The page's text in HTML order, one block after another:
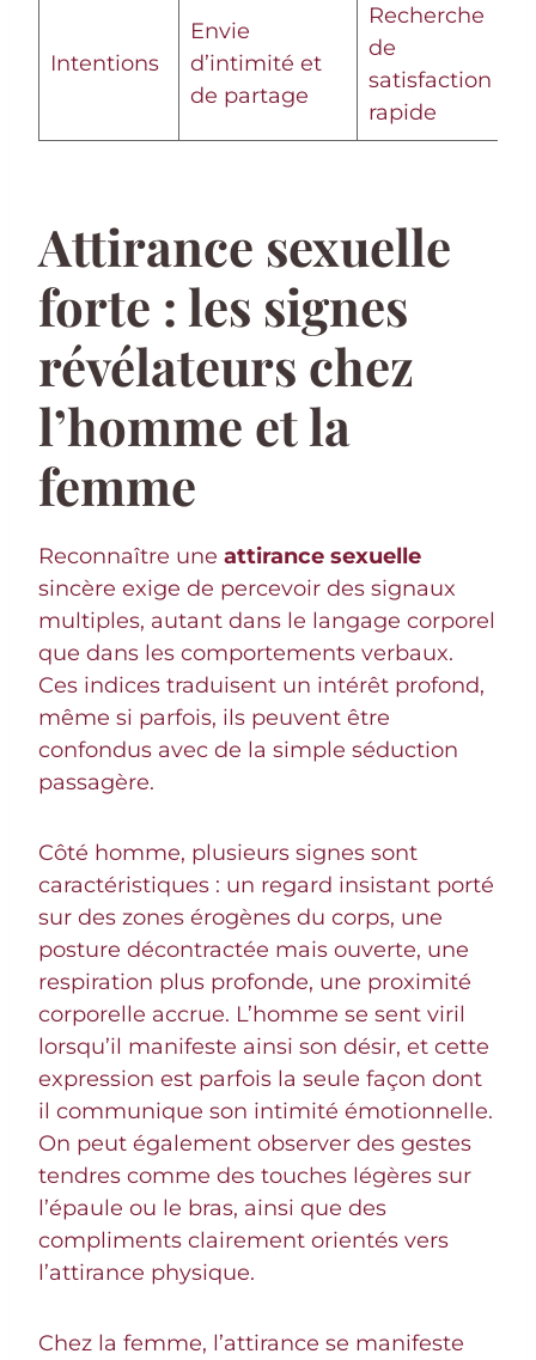
Intentions
Envie
d’intimité et
de partage
Recherche
de
satisfaction
rapide
Attirance sexuelle
forte : les signes
révélateurs chez
l’homme et la
femme
Reconnaître une attirance sexuelle
sincère exige de percevoir des signaux
multiples, autant dans le langage corporel
que dans les comportements verbaux.
Ces indices traduisent un intérêt profond,
même si parfois, ils peuvent être
confondus avec de la simple séduction
passagère.
Côté homme, plusieurs signes sont
caractéristiques : un regard insistant porté
sur des zones érogènes du corps, une
posture décontractée mais ouverte, une
respiration plus profonde, une proximité
corporelle accrue. L’homme se sent viril
lorsqu’il manifeste ainsi son désir, et cette
expression est parfois la seule façon dont
il communique son intimité émotionnelle.
On peut également observer des gestes
tendres comme des touches légères sur
l’épaule ou le bras, ainsi que des
compliments clairement orientés vers
l’attirance physique.
Chez la femme, l’attirance se manifeste